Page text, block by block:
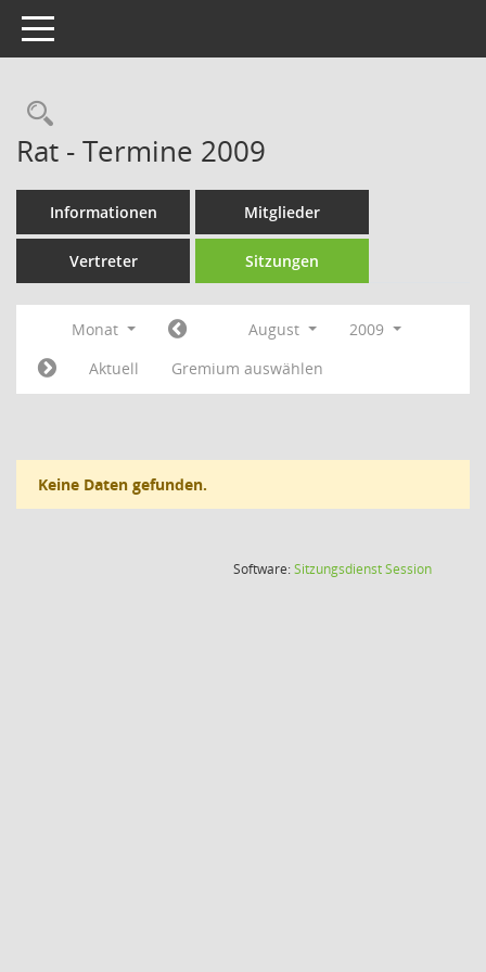
Toggle navigation
Rechercheauswahl
Rat - Termine 2009
Informationen Mitglieder
Vertreter Sitzungen
Monat August
2009
Aktuell
Gremium auswählen
Keine Daten gefunden.
Software:SitzungsdienstSession(Wird in